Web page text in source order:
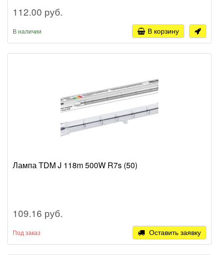
112.00 руб.
В наличии В корзину
Лампа TDM J 118m 500W R7s (50)
109.16 руб.
Под заказ Оставить заявку